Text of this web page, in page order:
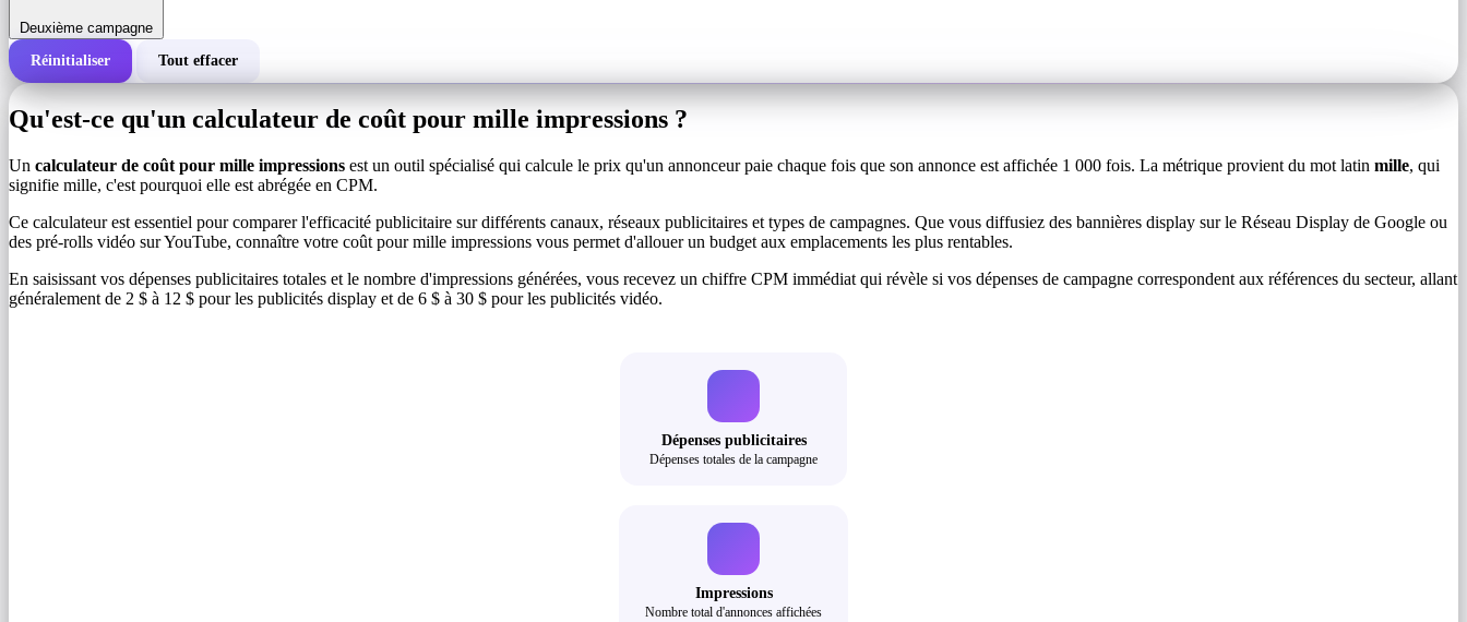
Deuxième campagne
Coût total d'une campagne
Nombre d'impressions
Réinitialiser Tout effacer
Qu'est-ce qu'un calculateur de coût pour mille impressions ?
Un calculateur de coût pour mille impressions est un outil spécialisé qui calcule le prix qu'un annonceur paie chaque fois que son annonce est affichée 1 000 fois. La métrique provient du mot latin mille, qui
signifie mille, c'est pourquoi elle est abrégée en CPM.
Ce calculateur est essentiel pour comparer l'efficacité publicitaire sur différents canaux, réseaux publicitaires et types de campagnes. Que vous diffusiez des bannières display sur le Réseau Display de Google ou
des pré-rolls vidéo sur YouTube, connaître votre coût pour mille impressions vous permet d'allouer un budget aux emplacements les plus rentables.
En saisissant vos dépenses publicitaires totales et le nombre d'impressions générées, vous recevez un chiffre CPM immédiat qui révèle si vos dépenses de campagne correspondent aux références du secteur, allant
généralement de 2 $ à 12 $ pour les publicités display et de 6 $ à 30 $ pour les publicités vidéo.
Dépenses publicitaires
Dépenses totales de la campagne
Impressions
Nombre total d'annonces affichées